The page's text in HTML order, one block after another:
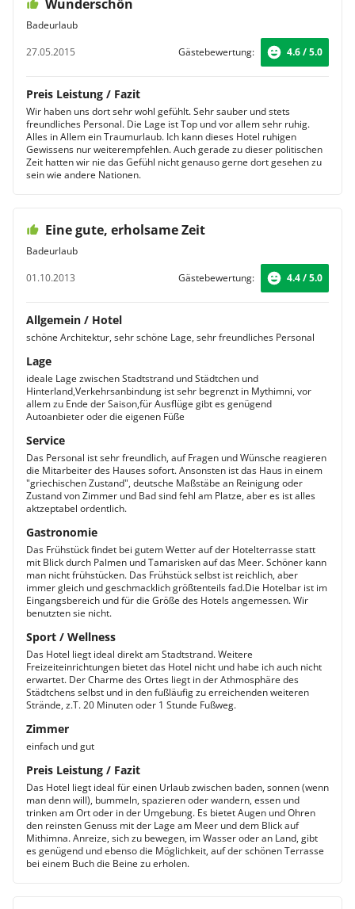
Wunderschön
Badeurlaub
27.05.2015
Gästebewertung: 4.6 / 5.0
Preis Leistung / Fazit
Wir haben uns dort sehr wohl gefühlt. Sehr sauber und stets
freundliches Personal. Die Lage ist Top und vor allem sehr ruhig.
Alles in Allem ein Traumurlaub. Ich kann dieses Hotel ruhigen
Gewissens nur weiterempfehlen. Auch gerade zu dieser politischen
Zeit hatten wir nie das Gefühl nicht genauso gerne dort gesehen zu
sein wie andere Nationen.
Eine gute, erholsame Zeit
Badeurlaub
01.10.2013
Gästebewertung: 4.4 / 5.0
Allgemein / Hotel
schöne Architektur, sehr schöne Lage, sehr freundliches Personal
Lage
ideale Lage zwischen Stadtstrand und Städtchen und
Hinterland,Verkehrsanbindung ist sehr begrenzt in Mythimni, vor
allem zu Ende der Saison,für Ausflüge gibt es genügend
Autoanbieter oder die eigenen Füße
Service
Das Personal ist sehr freundlich, auf Fragen und Wünsche reagieren
die Mitarbeiter des Hauses sofort. Ansonsten ist das Haus in einem
"griechischen Zustand", deutsche Maßstäbe an Reinigung oder
Zustand von Zimmer und Bad sind fehl am Platze, aber es ist alles
aktzeptabel ordentlich.
Gastronomie
Das Frühstück findet bei gutem Wetter auf der Hotelterrasse statt
mit Blick durch Palmen und Tamarisken auf das Meer. Schöner kann
man nicht frühstücken. Das Frühstück selbst ist reichlich, aber
immer gleich und geschmacklich größtenteils fad.Die Hotelbar ist im
Eingangsbereich und für die Größe des Hotels angemessen. Wir
benutzten sie nicht.
Sport / Wellness
Das Hotel liegt ideal direkt am Stadtstrand. Weitere
Freizeiteinrichtungen bietet das Hotel nicht und habe ich auch nicht
erwartet. Der Charme des Ortes liegt in der Athmosphäre des
Städtchens selbst und in den fußläufig zu erreichenden weiteren
Strände, z.T. 20 Minuten oder 1 Stunde Fußweg.
Zimmer
einfach und gut
Preis Leistung / Fazit
Das Hotel liegt ideal für einen Urlaub zwischen baden, sonnen (wenn
man denn will), bummeln, spazieren oder wandern, essen und
trinken am Ort oder in der Umgebung. Es bietet Augen und Ohren
den reinsten Genuss mit der Lage am Meer und dem Blick auf
Mithimna. Anreize, sich zu bewegen, im Wasser oder an Land, gibt
es genügend und ebenso die Möglichkeit, auf der schönen Terrasse
bei einem Buch die Beine zu erholen.